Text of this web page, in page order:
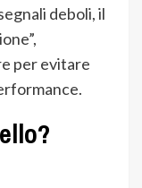
deboli, il
per evitare